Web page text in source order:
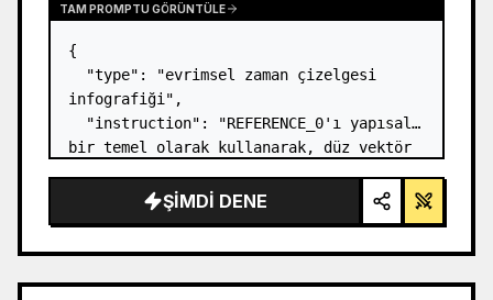
TAM PROMPTU GÖRÜNTÜLE
{
  "type": "evrimsel zaman çizelgesi
infografiği",
  "instruction": "REFERENCE_0'ı yapısal
bir temel olarak kullanarak, düz vektör
infografiğe dönüştürün. Pürüzsüz
rampaları belirgin taş basamaklarla
ŞIMDI DENE